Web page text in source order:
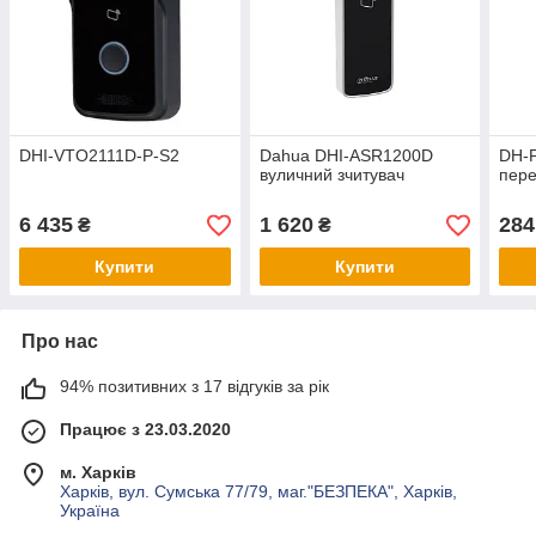
DHI-VTO2111D-P-S2
6 435 ₴
Купити
Dahua DHI-ASR1200D
вуличний зчитувач
1 620₴
Купити
DH-
284
Про нас
94% позитивних з 17 відгуків за рік
Працює з 23.03.2020
м. Харків
Харків, вул. Сумська 77/79, маг."БЕЗПЕКА", Харків,
Україна